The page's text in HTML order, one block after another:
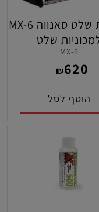
מערכת שלט סאנווה MX-6
שלט
MX-6
₪620
הוסף לסל